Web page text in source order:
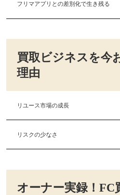
フリマアプリとの差別化で生き残る
買取ビジネスを今
理由
リユース市場の成長
リスクの少なさ
オーナー実録！FC